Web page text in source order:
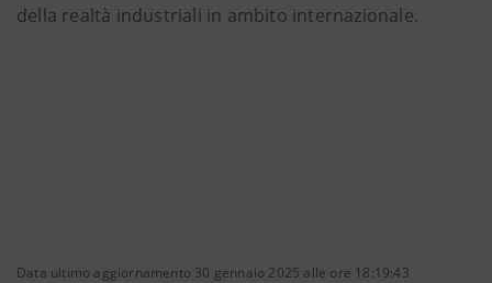
della realtà industriali in ambito internazionale.
Data ultimo aggiornamento 30 gennaio 2025 alle ore 18:19:43